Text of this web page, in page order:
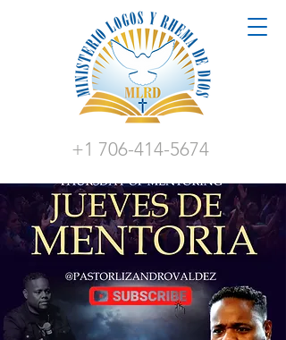
+1 706-414-5674